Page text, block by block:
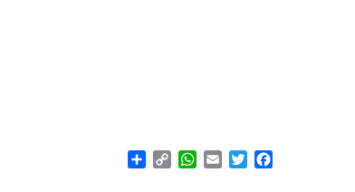
Facebook
Twitter
Email
WhatsApp
Copy